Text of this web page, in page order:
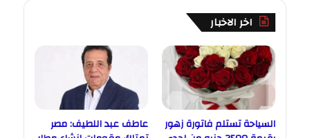
اخر الاخبار
السياحة تستلم فاتورة زهور
عاطف عبد اللطيف: مصر